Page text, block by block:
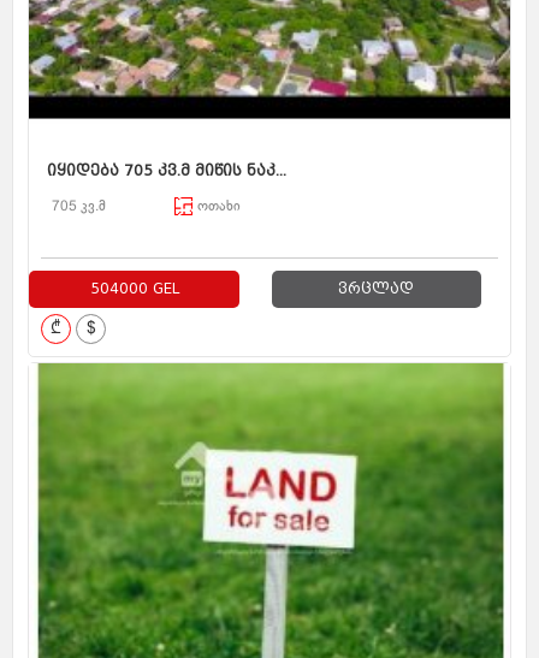
იყიდება 705 კვ.მ მიწის ნაკ...
705 კვ.მ ოთახი
504000 GEL ვრცლად
₾ $